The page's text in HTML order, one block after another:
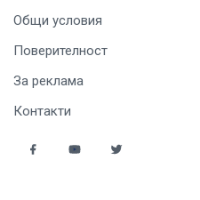
Общи условия
Поверителност
За реклама
Контакти